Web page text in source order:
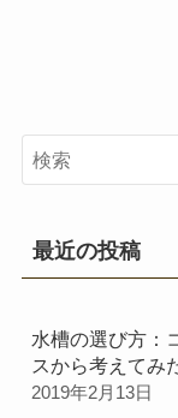
最近の投稿
水槽の選び方：
スから考えてみ
2019年2月13日